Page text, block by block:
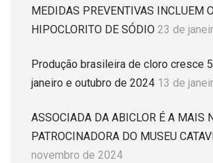
MEDIDAS PREVENTIVAS INCLUEM
HIPOCLORITO DE SÓDIO 23 de
Produção brasileira de cloro cresce
janeiro e outubro de 2024 13 de
ASSOCIADA DA ABICLOR É A MAIS
PATROCINADORA DO MUSEU
novembro de 2024